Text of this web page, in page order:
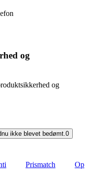
og
og
ikke blevet bedømt. 0
Prismatch
Op